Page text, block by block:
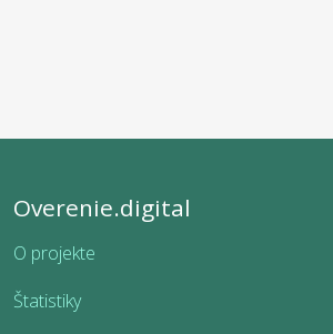
Overenie.digital
O projekte
Štatistiky